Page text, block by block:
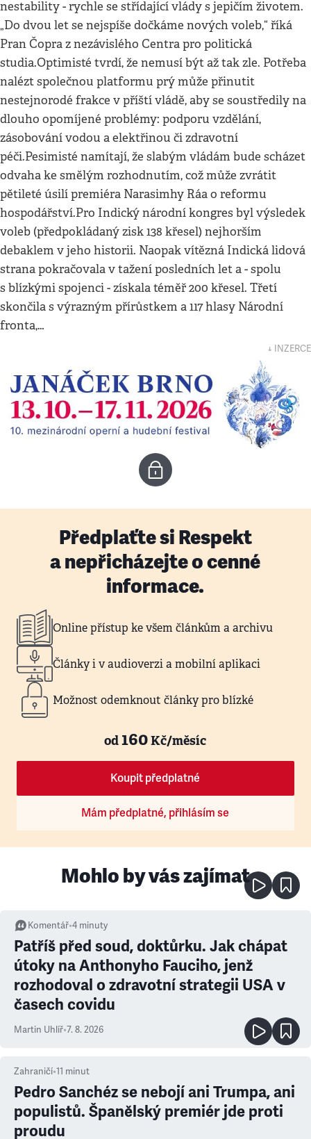
nestability - rychle se střídající vlády s jepičím životem.
„Do dvou let se nejspíše dočkáme nových voleb,“ říká
Pran Čopra z nezávislého Centra pro politická
studia.Optimisté tvrdí, že nemusí být až tak zle. Potřeba
nalézt společnou platformu prý může přinutit
nestejnorodé frakce v příští vládě, aby se soustředily na
dlouho opomíjené problémy: podporu vzdělání,
zásobování vodou a elektřinou či zdravotní
péči.Pesimisté namítají, že slabým vládám bude scházet
odvaha ke smělým rozhodnutím, což může zvrátit
pětileté úsilí premiéra Narasimhy Ráa o reformu
hospodářství.Pro Indický národní kongres byl výsledek
voleb (předpokládaný zisk 138 křesel) nejhorším
debaklem v jeho historii. Naopak vítězná Indická lidová
strana pokračovala v tažení posledních let a - spolu
s blízkými spojenci - získala téměř 200 křesel. Třetí
skončila s výrazným přírůstkem a 117 hlasy Národní
fronta,…
↓ INZERCE
Předplaťte si Respekt
a nepřicházejte o cenné
informace.
Online přístup ke všem článkům a archivu
Články i v audioverzi a mobilní aplikaci
Možnost odemknout články pro blízké
od160Kč/měsíc
Koupit předplatné
Mám předplatné, přihlásím se
Mohlo by vás zajímat
Komentář•4 minuty
Patříš před soud, doktůrku. Jak chápat
útoky na Anthonyho Fauciho, jenž
rozhodoval o zdravotní strategii USA v
časech covidu
Martin Uhlíř•7. 8. 2026
Zahraničí•11 minut
Pedro Sanchéz se nebojí ani Trumpa, ani
populistů. Španělský premiér jde proti
proudu